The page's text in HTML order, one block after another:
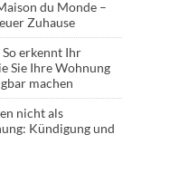
du Monde –
Zuhause
erkennt Ihr
Sie Ihre Wohnung
machen
nicht als
Kündigung und